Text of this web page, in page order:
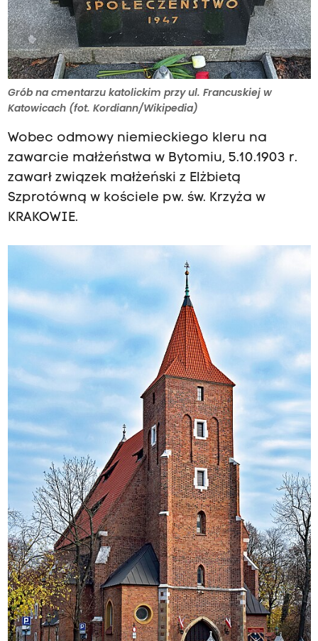
Grób na cmentarzu katolickim przy ul. Francuskiej w
Katowicach (fot. Kordiann/Wikipedia)
Wobec odmowy niemieckiego kleru na
zawarcie małżeństwa w Bytomiu, 5.10.1903 r.
zawarł związek małżeński z Elżbietą
Szprotówną w kościele pw. św. Krzyża w
KRAKOWIE.